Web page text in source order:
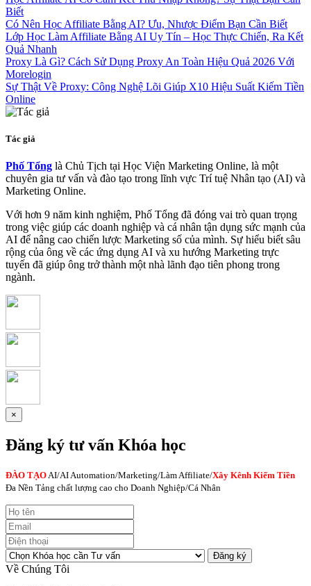
Biết
Có Nên Học Affiliate Bằng AI? Ưu, Nhược Điểm Bạn Cần Biết
Lớp Học Làm Affiliate Bằng AI Uy Tín – Học Thực Chiến, Ra Kết
Quả Nhanh
Proxy Là Gì? Cách Sử Dụng Proxy An Toàn Hiệu Quả 2026 Với
Morelogin
Sự Thật Về Proxy: Công Nghệ Lõi Giúp X10 Hiệu Suất Kiếm Tiền
Online
Tác giả
Phố Tổng là Chủ Tịch tại Học Viện Marketing Online, là một
chuyên gia tư vấn và đào tạo trong lĩnh vực Trí tuệ Nhân tạo (AI) và
Marketing Online.
Với hơn 9 năm kinh nghiệm, Phố Tổng đã đóng vai trò quan trọng
trong việc giúp các doanh nghiệp và cá nhân tận dụng sức mạnh của
AI để nâng cao chiến lược Marketing số của mình. Sự hiểu biết sâu
rộng của ông về các ứng dụng AI và xu hướng Marketing trực
tuyến đã giúp ông trở thành một nhà lãnh đạo tiên phong trong
ngành.
×
Đăng ký tư vấn Khóa học
ĐÀO TẠOAI/AI Automation/Marketing/Làm Affiliate/Xây Kênh Kiếm Tiền
Đa Nền Tảng chất lượng cao cho Doanh Nghiệp/Cá Nhân
Đăng ký
Về Chúng Tôi